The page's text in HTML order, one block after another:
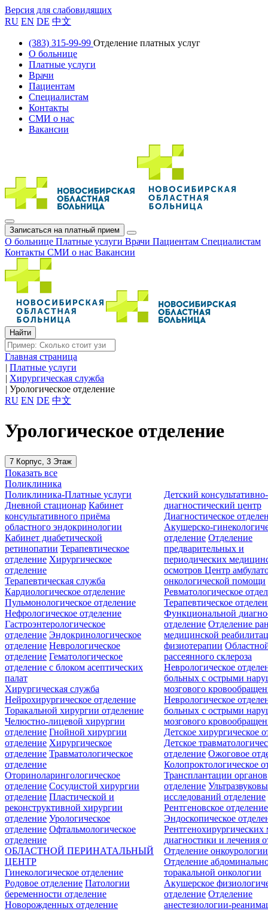
Версия для слабовидящих
RU EN DE 中文
(383) 315-99-99 Отделение платных услуг
О больнице
Платные услуги
Врачи
Пациентам
Специалистам
Контакты
СМИ о нас
Вакансии
Записаться на платный прием
О больнице Платные услуги Врачи Пациентам Специалистам
Контакты СМИ о нас Вакансии
Главная страница
| Платные услуги
| Хирургическая служба
| Урологическое отделение
RU EN DE 中文
Урологическое отделение
7 Корпус, 3 Этаж
Показать все
Поликлиника
Поликлиника-Платные услуги
Дневной стационар Кабинет
консультативного приёма
областного эндокринологии
Кабинет диабетической
ретинопатии Терапевтическое
отделение Хирургическое
отделение
Детский консультативно-
диагностический центр
Диагностическое
Акушерско-
отделение Отделение
предварительных и
периодических
осмотровЦентр
онкологической помощи
Терапевтическая служба
Кардиологическое отделение
Пульмонологическое отделение
Нефрологическое отделение
Гастроэнтерологическое
отделение Эндокринологическое
отделение Неврологическое
отделение Гематологическое
отделение c блоком асептических
палат
Ревматологическое
Терапевтическое
Функциональной
отделение Отделение
медицинской
физиотерапии
рассеянного склероза
Неврологическое
больных с острыми
мозгового
Неврологическое
больных с острыми
мозгового
Хирургическая служба
Нейрохирургическое отделение
Торакальной хирургии отделение
Челюстно-лицевой хирургии
отделение Гнойной хирургии
отделение Хирургическое
отделение Травматологическое
отделение
Оториноларингологическое
отделение Сосудистой хирургии
отделение Пластической и
реконструктивной хирургии
отделение Урологическое
отделение Офтальмологическое
отделение
Детское хирургическое
Детское
отделение Ожоговое
Колопроктологическое
Трансплантации органов
отделение
исследований отделение
Рентгеновское отделение
Эндоскопическое
Рентгенохирургических
диагностики и лечения
Отделение онкоурологии
Отделение
торакальной онкологии
ОБЛАСТНОЙ ПЕРИНАТАЛЬНЫЙ
ЦЕНТР
Гинекологическое отделение
Родовое отделение Патологии
беременности отделение
Новорожденных отделение
Акушерское
отделение Отделение
анестезиологии-